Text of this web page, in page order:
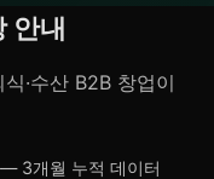
안내
·수산 B2B 창업이
3개월 누적 데이터